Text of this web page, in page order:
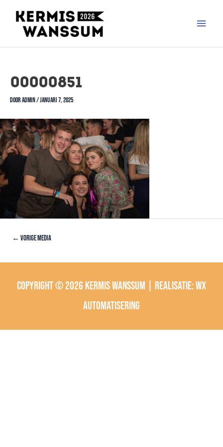
00000851
Dooradmin /januari 7, 2025
← Vorige Media
Copyright © 2026 Kermis Wanssum | Realisatie:wx
automatisering